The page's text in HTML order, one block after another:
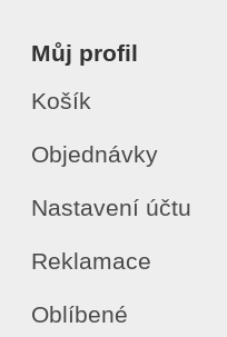
Můj profil
Košík
Objednávky
Nastavení účtu
Reklamace
Oblíbené